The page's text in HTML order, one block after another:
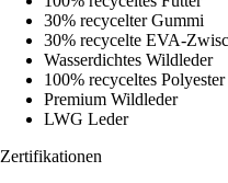
30% recycelter Gummi
30% recycelte EVA-
Wasserdichtes Wildleder
100% recyceltes
Premium Wildleder
LWG Leder
Zertifikationen